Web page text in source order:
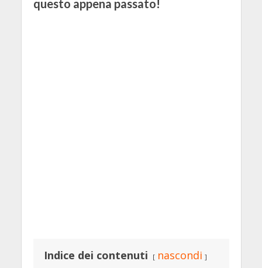
questo appena passato!
Indice dei contenuti
nascondi